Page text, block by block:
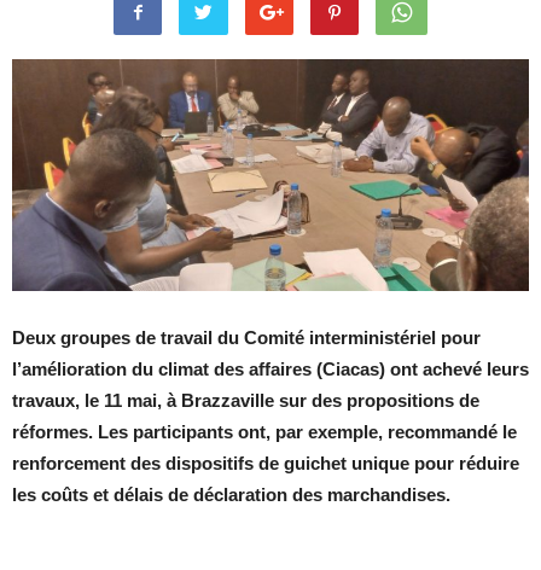
Deux groupes de travail du Comité interministériel pour
l’amélioration du climat des affaires (Ciacas) ont achevé leurs
travaux, le 11 mai, à Brazzaville sur des propositions de
réformes. Les participants ont, par exemple, recommandé le
renforcement des dispositifs de guichet unique pour réduire
les coûts et délais de déclaration des marchandises.